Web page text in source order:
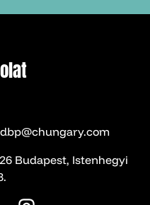
Budapest, Istenhegyi